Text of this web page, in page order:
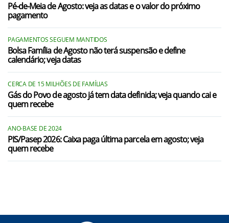
Pé-de-Meia de Agosto: veja as datas e o valor do próximo
pagamento
PAGAMENTOS SEGUEM MANTIDOS
Bolsa Família de Agosto não terá suspensão e define
calendário; veja datas
CERCA DE 15 MILHÕES DE FAMÍLIAS
Gás do Povo de agosto já tem data definida; veja quando cai e
quem recebe
ANO-BASE DE 2024
PIS/Pasep 2026: Caixa paga última parcela em agosto; veja
quem recebe